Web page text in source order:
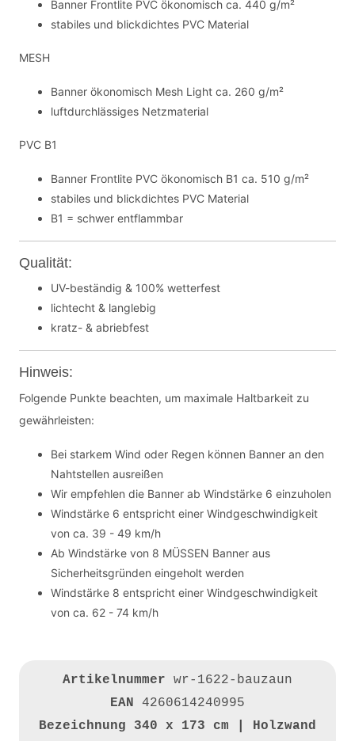
Banner Frontlite PVC ökonomisch ca. 440 g/m²
stabiles und blickdichtes PVC Material
MESH
Banner ökonomisch Mesh Light ca. 260 g/m²
luftdurchlässiges Netzmaterial
PVC B1
Banner Frontlite PVC ökonomisch B1 ca. 510 g/m²
stabiles und blickdichtes PVC Material
B1 = schwer entflammbar
Qualität:
UV-beständig & 100% wetterfest
lichtecht & langlebig
kratz- & abriebfest
Hinweis:
Folgende Punkte beachten, um maximale Haltbarkeit zu
gewährleisten:
Bei starkem Wind oder Regen können Banner an den
Nahtstellen ausreißen
Wir empfehlen die Banner ab Windstärke 6 einzuholen
Windstärke 6 entspricht einer Windgeschwindigkeit
von ca. 39 - 49 km/h
Ab Windstärke von 8 MÜSSEN Banner aus
Sicherheitsgründen eingeholt werden
Windstärke 8 entspricht einer Windgeschwindigkeit
von ca. 62 - 74 km/h
Artikelnummer wr-1622-bauzaun
EAN 4260614240995
Bezeichnung 340 x 173 cm | Holzwand